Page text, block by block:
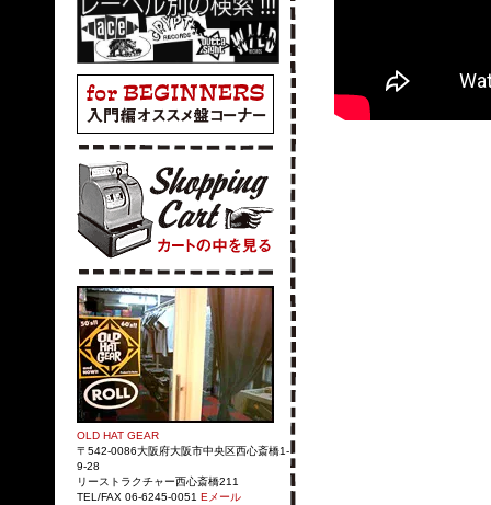
OLD HAT GEAR
〒542-0086大阪府大阪市中央区西心斎橋1-
9-28
リーストラクチャー西心斎橋211
TEL/FAX 06-6245-0051 Eメール